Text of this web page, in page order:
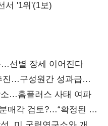
서 '1위'(1보)
…선별 장세 이어진다
진…구성원간 성과급
…홈플러스 사태 여파
매각 검토?…“확정된 바